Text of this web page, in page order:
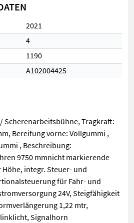
2021
4
1190
A102004425
Scherenarbeitsbühne, Tragkraft:
Bereifung vorne: Vollgummi ,
, Beschreibung:
9750 mmnicht markierende
integr. Steuer- und
für Fahr- und
24V, Steigfähigkeit
1,22 mtr,
Signalhorn